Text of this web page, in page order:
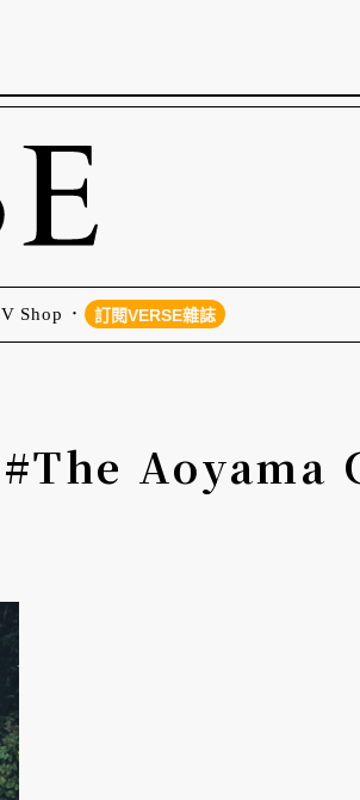
V Shop 訂閱VERSE雜誌
#The Aoyama